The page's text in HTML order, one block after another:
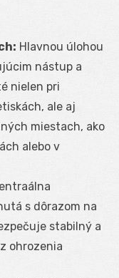
Hlavnou úlohou
nástup a
nielen pri
ale aj
miestach, ako
alebo v
s dôrazom na
stabilný a
ohrozenia